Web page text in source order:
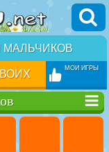
МАЛЬЧИКОВ
МОИ ИГРЫ